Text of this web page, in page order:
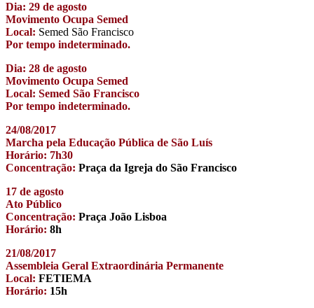
Dia: 29 de agosto
Movimento Ocupa Semed
Local: Semed São Francisco
Por tempo indeterminado.
Dia: 28 de agosto
Movimento Ocupa Semed
Local: Semed São Francisco
Por tempo indeterminado.
24/08/2017
Marcha pela Educação Pública de São Luís
Horário: 7h30
Concentração: Praça da Igreja do São Francisco
17 de agosto
Ato Público
Concentração: Praça João Lisboa
Horário: 8h
21/08/2017
Assembleia Geral Extraordinária Permanente
Local: FETIEMA
Horário: 15h